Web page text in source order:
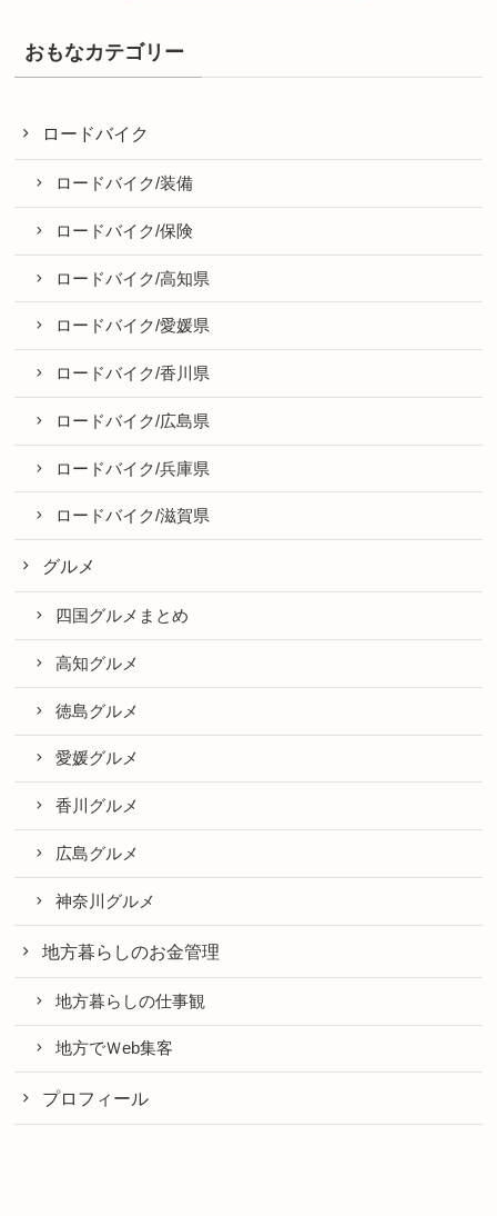
おもなカテゴリー
ロードバイク
ロードバイク/装備
ロードバイク/保険
ロードバイク/高知県
ロードバイク/愛媛県
ロードバイク/香川県
ロードバイク/広島県
ロードバイク/兵庫県
ロードバイク/滋賀県
グルメ
四国グルメまとめ
高知グルメ
徳島グルメ
愛媛グルメ
香川グルメ
広島グルメ
神奈川グルメ
地方暮らしのお金管理
地方暮らしの仕事観
地方でＷeb集客
プロフィール